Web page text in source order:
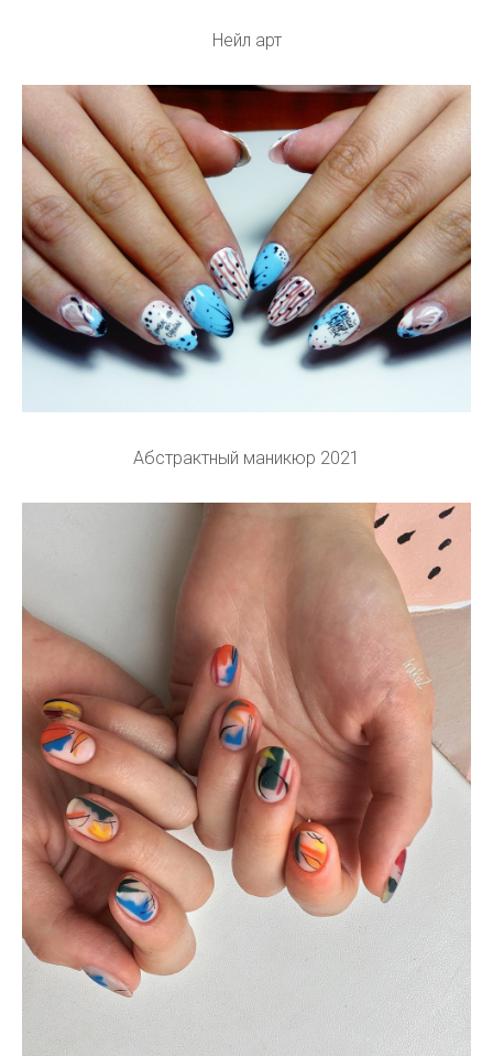
Нейл арт
Абстрактный маникюр 2021